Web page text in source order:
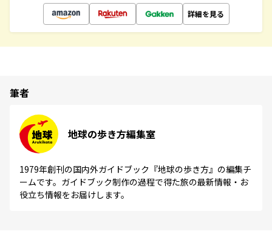
詳細を見る
筆者
地球の歩き方編集室
1979年創刊の国内外ガイドブック『地球の歩き方』の編集チ
ームです。ガイドブック制作の過程で得た旅の最新情報・お
役立ち情報をお届けします。